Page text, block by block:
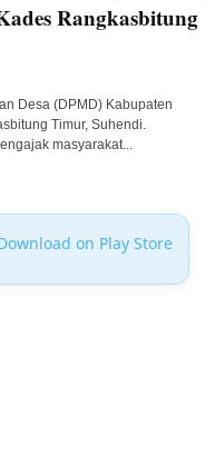
Rangkasbitung
Desa (DPMD) Kabupaten
Timur, Suhendi.
masyarakat...